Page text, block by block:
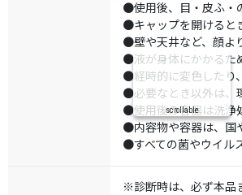
●使用後、目・皮ふ・
●キャップを開けると
●壁や天井など、顔よ
●液が身体にかかるた
●経時的に変色したり
●必要なとき以外は、
●使用後の容器は洗浄
●内容物や容器は、国
●すべての菌やウイル
※診断時は、必ず本品
scrollable